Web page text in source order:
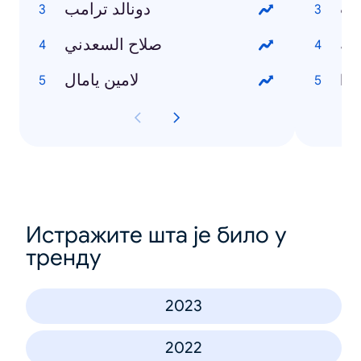
دونالد ترامب
صلاح السعدني
لامين يامال
Истражите шта је било у
тренду
2023
2022